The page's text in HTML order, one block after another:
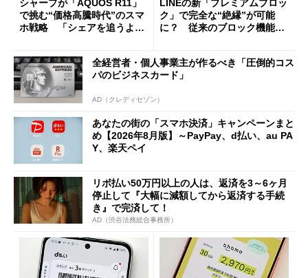
シャープが「AQUOS R11」
で挑む“価格高騰時代”のスマ
ホ戦略 「シェアを追うより
LINEの新「プレミアムブロッ
ク」で完全な“絶縁”が可能
に？ 従来のブロック機能と
全経営者・個人事業主が作るべき「圧倒的コス
パのビジネスカード」
AD（クレディセゾン）
あなたの街の「スマホ決済」キャンペーンまと
め【2026年8月版】～PayPay、d払い、au PA
Y、楽天ペイ
リボ払い50万円以上の人は、返済を3～6ヶ月
停止して『大幅に減額してから返済する手続
き』で完済して！
AD（渋谷法務総合事務所）